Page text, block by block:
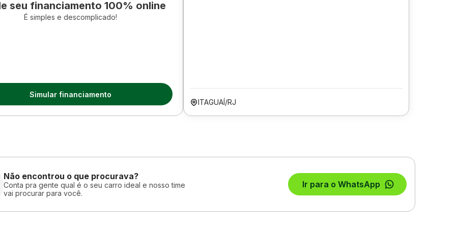
seu financiamento 100% online
É simples e descomplicado!
Simular financiamento
ITAGUAÍ/RJ
Não encontrou o que procurava?
Conta pra gente qual é o seu carro ideal e nosso time
vai procurar para você.
Ir para o WhatsApp